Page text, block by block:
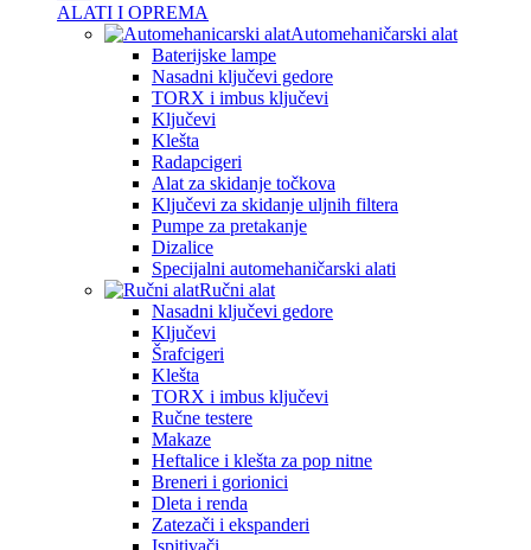
ALATI I OPREMA
Automehaničarski alat
Baterijske lampe
Nasadni ključevi gedore
TORX i imbus ključevi
Ključevi
Klešta
Radapcigeri
Alat za skidanje točkova
Ključevi za skidanje uljnih filtera
Pumpe za pretakanje
Dizalice
Specijalni automehaničarski alati
Ručni alat
Nasadni ključevi gedore
Ključevi
Šrafcigeri
Klešta
TORX i imbus ključevi
Ručne testere
Makaze
Heftalice i klešta za pop nitne
Breneri i gorionici
Dleta i renda
Zatezači i ekspanderi
Ispitivači